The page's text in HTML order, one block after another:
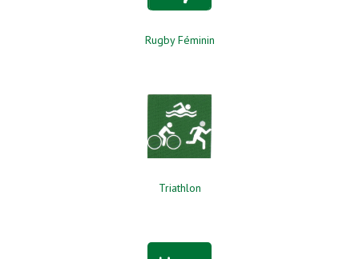
Rugby Féminin
Triathlon